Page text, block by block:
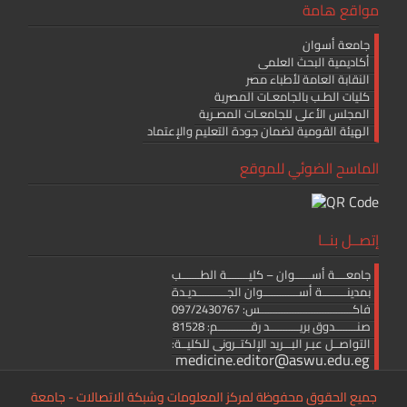
مواقع هامة
جامعة أسوان
أكاديمية البحث العلمى
النقابة العامة لأطباء مصر
كليات الطـب بالجامعـات المصرية
المجلس الأعلى للجامعـات المصـرية
الهيئة القومية لضمان جودة التعليم والإعتماد
الماسح الضوئي للموقع
إتصــل بنــا
جامعــــة أســــــوان – كليــــــــة الطـــــــب
بمدينـــــــــة أســـــــــــــوان الجـــــــــــديـدة
فاكــــــــــــــــــــــــــــــــــس: 097/2430767
صنــــــــدوق بريـــــــــــد رقــــــــــــم: 81528
التواصــل عبـر البـــريد الإلكتــرونى للكليــة:
medicine.editor@aswu.edu.eg
جميع الحقوق محفوظة لمركز المعلومات وشبكة الاتصالات - جامعة